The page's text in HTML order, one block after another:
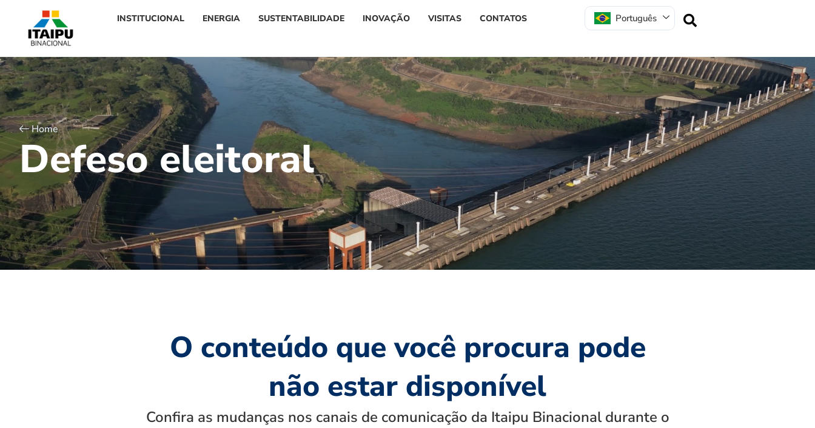
INSTITUCIONAL ENERGIA SUSTENTABILIDADE INOVAÇÃO VISITAS CONTATOS Português
Home
Defeso eleitoral
O conteúdo que você procura pode
não estar disponível
Confira as mudanças nos canais de comunicação da Itaipu Binacional durante o